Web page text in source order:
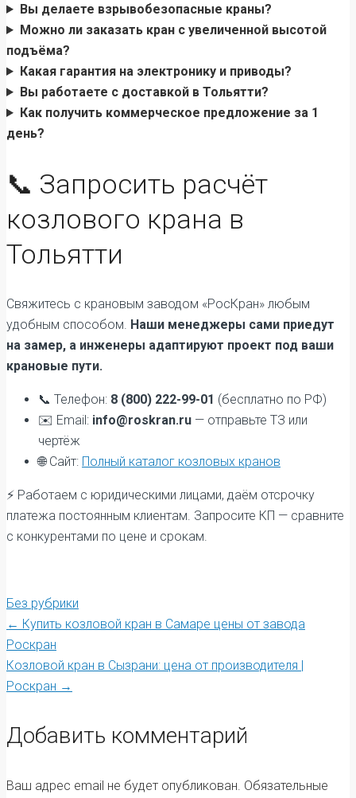
Вы делаете взрывобезопасные краны?
Можно ли заказать кран с увеличенной высотой
подъёма?
Какая гарантия на электронику и приводы?
Вы работаете с доставкой в Тольятти?
Как получить коммерческое предложение за 1
день?
📞 Запросить расчёт
козлового крана в
Тольятти
Свяжитесь с крановым заводом «РосКран» любым
удобным способом. Наши менеджеры сами приедут
на замер, а инженеры адаптируют проект под ваши
крановые пути.
📞 Телефон: 8 (800) 222-99-01 (бесплатно по РФ)
✉️ Email: info@roskran.ru — отправьте ТЗ или
чертёж
🌐 Сайт: Полный каталог козловых кранов
⚡ Работаем с юридическими лицами, даём отсрочку
платежа постоянным клиентам. Запросите КП — сравните
с конкурентами по цене и срокам.
Без рубрики
Post
navigation
← Купить козловой кран в Самаре цены от завода
Роскран
Козловой кран в Сызрани: цена от производителя |
Роскран →
Добавить комментарий
Ваш адрес email не будет опубликован. Обязательные